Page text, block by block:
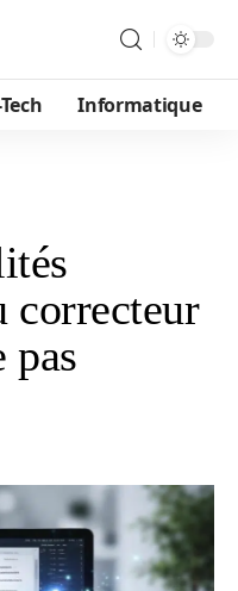
Informatique
correcteur
pas